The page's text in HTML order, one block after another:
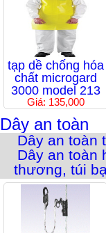
tạp dề chống hóa
chất microgard
3000 model 213
Giá: 135,000
Dây an toàn
Dây an toàn
Dây an toàn
thương, túi